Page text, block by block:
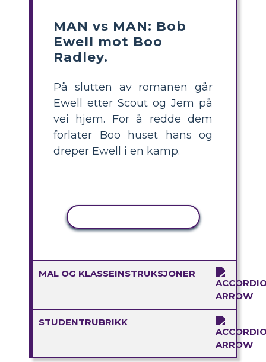
MAN vs MAN: Bob
Ewell mot Boo
Radley.
På slutten av romanen går
Ewell etter Scout og Jem på
vei hjem. For å redde dem
forlater Boo huset hans og
dreper Ewell i en kamp.
MAL OG KLASSEINSTRUKSJONER
STUDENTRUBRIKK